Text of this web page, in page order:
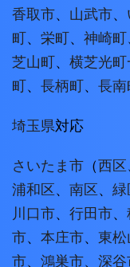
香取市、 山武市、
町、 栄町、 神崎町
芝山町、 横芝光町
町、 長柄町、 長南
埼玉県対応
さいたま市 （西区
浦和区、 南区、 緑
川口市、 行田市、
市、 本庄市、 東
市、 鴻巣市、 深谷